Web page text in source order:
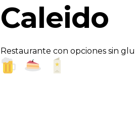
Caleido
Restaurante con opciones sin